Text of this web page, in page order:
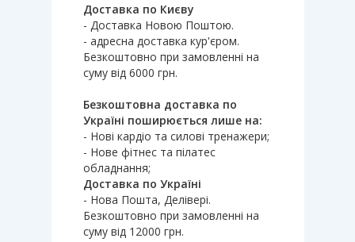
Доставка по Києву
- Доставка Новою Поштою.
- адресна доставка кур'єром.
Безкоштовно при замовленні на
суму від 6000 грн.
Безкоштовна доставка по
Україні поширюється лише на:
- Нові кардіо та силові тренажери;
- Нове фітнес та пілатес
обладнання;
Доставка по Україні
- Нова Пошта, Делівері.
Безкоштовно при замовленні на
суму від 12000 грн.